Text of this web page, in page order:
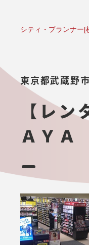
シティ・プランナー[
東京都武蔵野
【レ
ＡＹ